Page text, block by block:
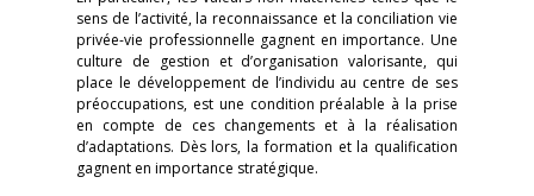
sens de l’activité, la reconnaissance et la conciliation vie
privée-vie professionnelle gagnent en importance. Une
culture de gestion et d’organisation valorisante, qui
place le développement de l’individu au centre de ses
préoccupations, est une condition préalable à la prise
en compte de ces changements et à la réalisation
d’adaptations. Dès lors, la formation et la qualification
gagnent en importance stratégique.